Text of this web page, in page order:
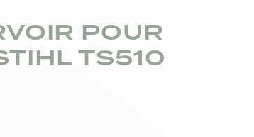
POUR
TS510